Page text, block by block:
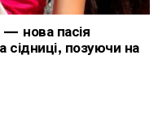
нова пасія
сідниці, позуючи на